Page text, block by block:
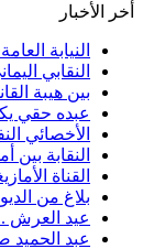
أخر الأخبار
النيابة
النقابي
بين هيبة
عبده حقي
الأخصائي
النقابة
القناة الأمازيغية 8 تواصل تقريب المشاهد من نبض المدن المغربية عبر
بلاغ من
عيد العرش ..
عبد الحميد